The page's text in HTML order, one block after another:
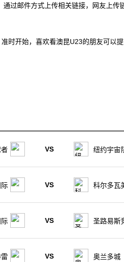
过邮件方式上传相关链接，网友上传
开始，喜欢看澳昆U23的朋友可以
VS 纽约宇宙
VS 科尔多瓦
VS 圣路易斯
VS 奥兰多城